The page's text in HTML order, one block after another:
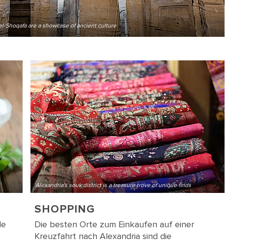
Shoqafa are a showcase of ancient culture
Alexandria's souk district is a treasure trove of unique finds
SHOPPING
Die besten Orte zum Einkaufen auf einer
Kreuzfahrt nach Alexandria sind die